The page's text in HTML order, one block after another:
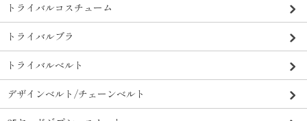
トライバルコスチューム
トライバルブラ
トライバルベルト
デザインベルト/チェーンベルト